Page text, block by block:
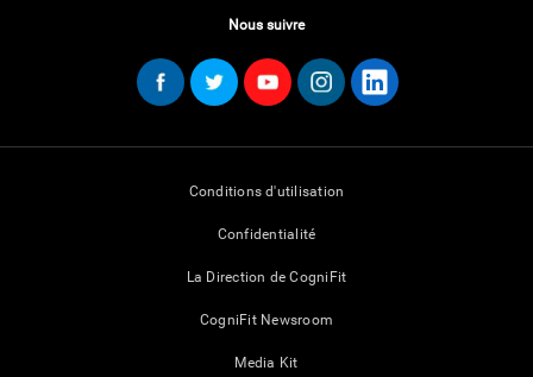
Nous suivre
Conditions d'utilisation
Confidentialité
La Direction de CogniFit
CogniFit Newsroom
Media Kit